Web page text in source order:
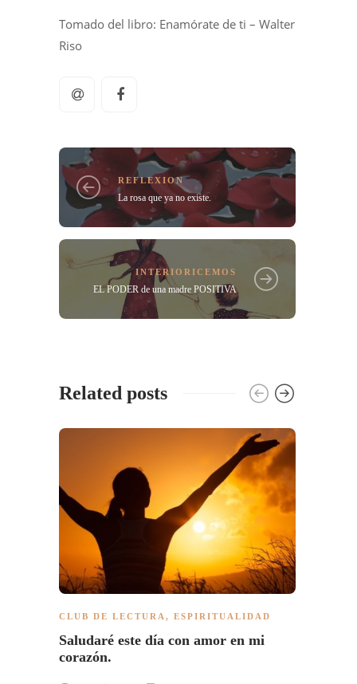
Tomado del libro: Enamórate de ti – Walter
Riso
REFLEXION
La rosa que ya no existe.
INTERIORICEMOS
EL PODER de una madre POSITIVA
Related posts
CLUB DE LECTURA , ESPIRITUALIDAD
Saludaré este día con amor en mi
corazón.